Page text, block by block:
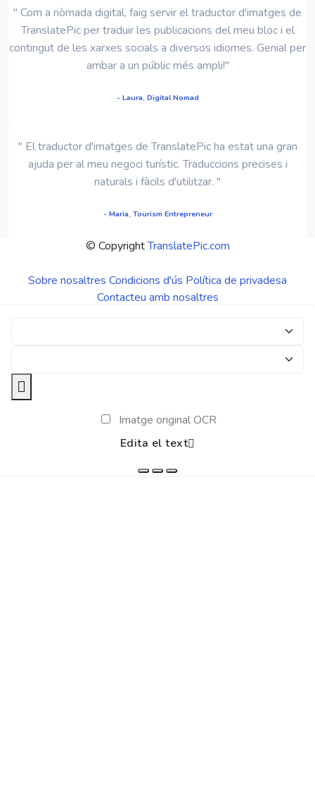
" Com a nòmada digital, faig servir el traductor d'imatges de
TranslatePic per traduir les publicacions del meu bloc i el
contingut de les xarxes socials a diversos idiomes. Genial per
arribar a un públic més ampli!"
- Laura, Digital Nomad
" El traductor d'imatges de TranslatePic ha estat una gran
ajuda per al meu negoci turístic. Traduccions precises i
naturals i fàcils d'utilitzar. "
- Maria, Tourism Entrepreneur
© CopyrightTranslatePic.com
Sobre nosaltres Condicions d'ús Política de privadesa
Contacteu amb nosaltres
Imatge original OCR
Edita el text